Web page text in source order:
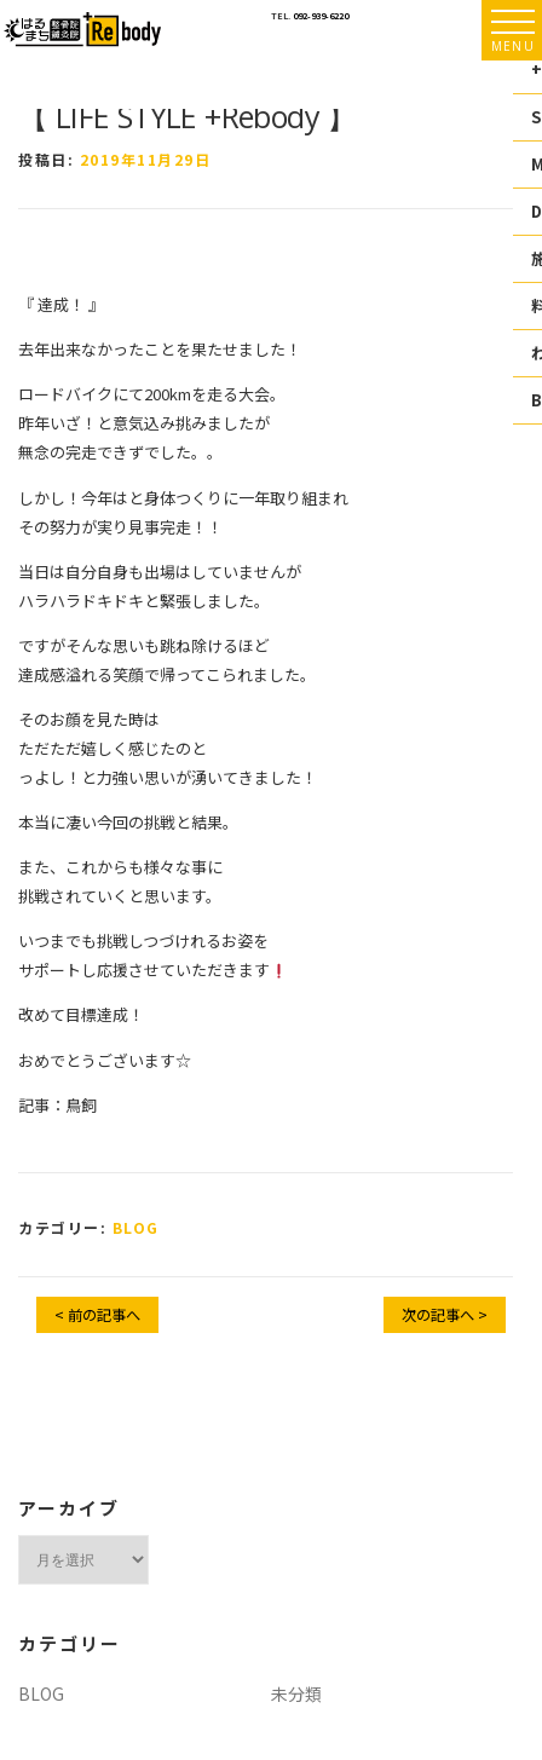
ン
TEL. 092-939-6220
MENU
【 LIFE STYLE +Rebody 】
投稿日: 2019年11月29日
『 達成！ 』
去年出来なかったことを果たせました！
ロードバイクにて200kmを走る大会。
昨年いざ！と意気込み挑みましたが
無念の完走できずでした。。
しかし！今年はと身体つくりに一年取り組まれ
その努力が実り見事完走！！
当日は自分自身も出場はしていませんが
ハラハラドキドキと緊張しました。
ですがそんな思いも跳ね除けるほど
達成感溢れる笑顔で帰ってこられました。
そのお顔を見た時は
ただただ嬉しく感じたのと
っよし！と力強い思いが湧いてきました！
本当に凄い今回の挑戦と結果。
また、これからも様々な事に
挑戦されていくと思います。
いつまでも挑戦しつづけれるお姿を
サポートし応援させていただきます
改めて目標達成！
おめでとうございます☆
記事：鳥飼
カテゴリー: BLOG
< 前の記事へ 次の記事へ >
アーカイブ
ブ
カテゴリー
BLOG 未分類